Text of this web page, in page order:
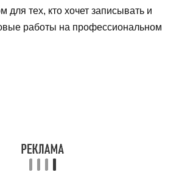
тех, кто хочет записывать и
работы на профессиональном